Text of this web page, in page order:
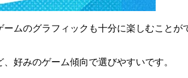
ムのグラフィックも十分に楽しむこと
好みのゲーム傾向で選びやすいです。